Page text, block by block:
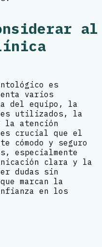
al
es
varios
del equipo, la
utilizados, la
la atención
es crucial que el
cómodo y seguro
especialmente
clara y la
dudas sin
marcan la
en los